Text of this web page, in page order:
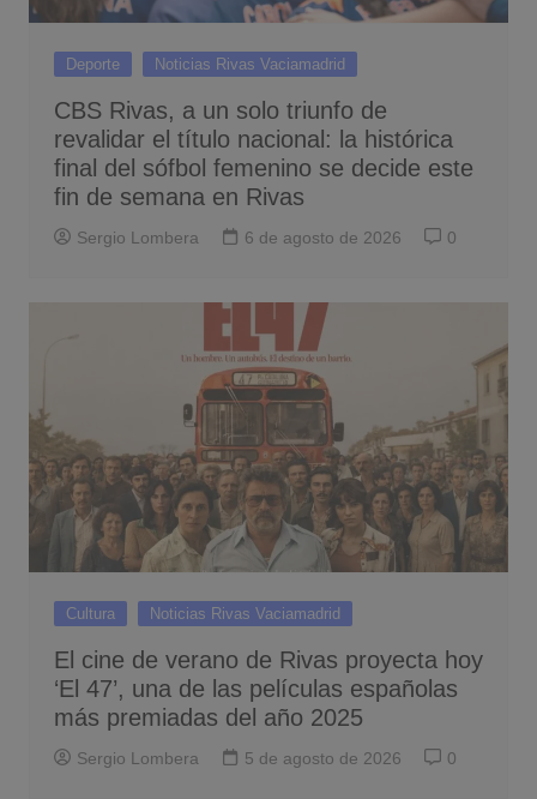
Deporte Noticias Rivas Vaciamadrid
CBS Rivas, a un solo triunfo de
revalidar el título nacional: la histórica
final del sófbol femenino se decide este
fin de semana en Rivas
Sergio Lombera 6 de agosto de 2026 0
Cultura Noticias Rivas Vaciamadrid
El cine de verano de Rivas proyecta hoy
‘El 47’, una de las películas españolas
más premiadas del año 2025
Sergio Lombera 5 de agosto de 2026 0